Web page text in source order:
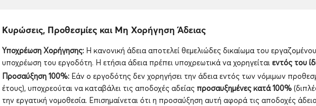
Κυρώσεις, Προθεσμίες και Μη Χορήγηση Άδειας
Υποχρέωση Χορήγησης: Η κανονική άδεια αποτελεί θεμελιώδες δικαίωμα του
υποχρέωση του εργοδότη. Η ετήσια άδεια πρέπει υποχρεωτικά να χορηγείται εντός του
Προσαύξηση 100%: Εάν ο εργοδότης δεν χορηγήσει την άδεια εντός των νόμιμων
έτους), υποχρεούται να καταβάλει τις αποδοχές αδείας προσαυξημένες κατά 100%
την εργατική νομοθεσία. Επισημαίνεται ότι η προσαύξηση αυτή αφορά τις αποδοχές